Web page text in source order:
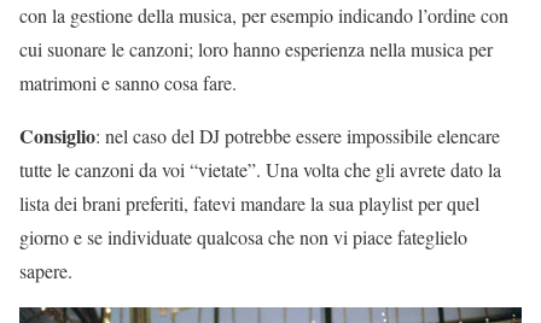
con la gestione della musica, per esempio indicando l’ordine con
cui suonare le canzoni; loro hanno esperienza nella musica per
matrimoni e sanno cosa fare.
Consiglio: nel caso del DJ potrebbe essere impossibile elencare
tutte le canzoni da voi “vietate”. Una volta che gli avrete dato la
lista dei brani preferiti, fatevi mandare la sua playlist per quel
giorno e se individuate qualcosa che non vi piace fateglielo
sapere.